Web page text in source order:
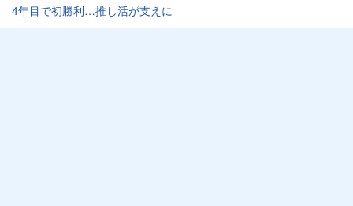
4年目で初勝利…推し活が支えに